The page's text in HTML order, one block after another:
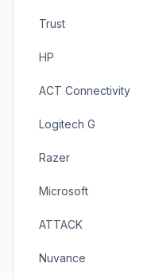
Trust
HP
ACT Connectivity
Logitech G
Razer
Microsoft
ATTACK
Nuvance